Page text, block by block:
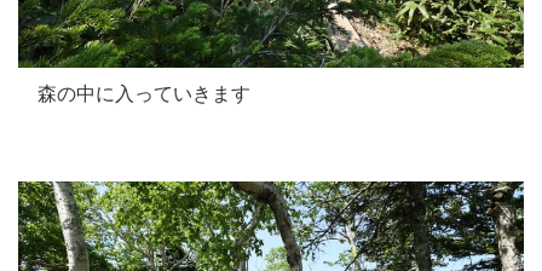
森の中に入っていきます